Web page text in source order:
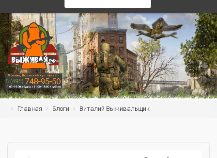
Главная Блоги Виталий Выживальщик